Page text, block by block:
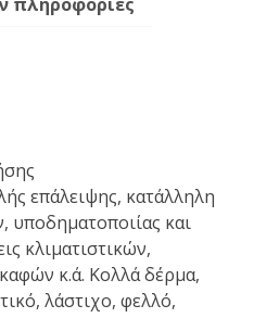
επάλειψης, κατάλληλη
υποδηματοποιίας και
κλιματιστικών,
κ.ά. Κολλά δέρμα,
λάστιχο, φελλό,